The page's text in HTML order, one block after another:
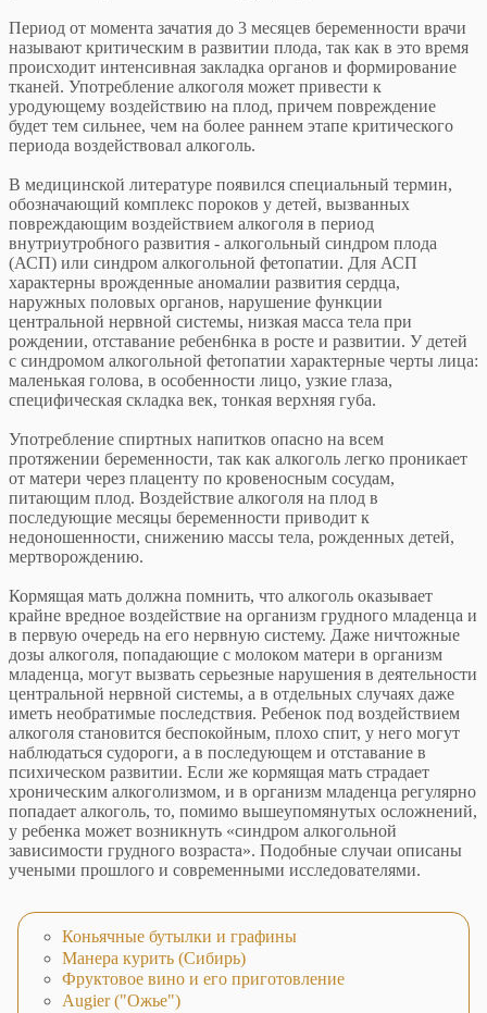
Период от момента зачатия до 3 месяцев беременности врачи
называют критическим в развитии плода, так как в это время
происходит интенсивная закладка органов и формирование
тканей. Употребление алкоголя может привести к
уродующему воздействию на плод, причем повреждение
будет тем сильнее, чем на более раннем этапе критического
периода воздействовал алкоголь.
В медицинской литературе появился специальный термин,
обозначающий комплекс пороков у детей, вызванных
повреждающим воздействием алкоголя в период
внутриутробного развития - алкогольный синдром плода
(АСП) или синдром алкогольной фетопатии. Для АСП
характерны врожденные аномалии развития сердца,
наружных половых органов, нарушение функции
центральной нервной системы, низкая масса тела при
рождении, отставание ребен6нка в росте и развитии. У детей
с синдромом алкогольной фетопатии характерные черты лица:
маленькая голова, в особенности лицо, узкие глаза,
специфическая складка век, тонкая верхняя губа.
Употребление спиртных напитков опасно на всем
протяжении беременности, так как алкоголь легко проникает
от матери через плаценту по кровеносным сосудам,
питающим плод. Воздействие алкоголя на плод в
последующие месяцы беременности приводит к
недоношенности, снижению массы тела, рожденных детей,
мертворождению.
Кормящая мать должна помнить, что алкоголь оказывает
крайне вредное воздействие на организм грудного младенца и
в первую очередь на его нервную систему. Даже ничтожные
дозы алкоголя, попадающие с молоком матери в организм
младенца, могут вызвать серьезные нарушения в деятельности
центральной нервной системы, а в отдельных случаях даже
иметь необратимые последствия. Ребенок под воздействием
алкоголя становится беспокойным, плохо спит, у него могут
наблюдаться судороги, а в последующем и отставание в
психическом развитии. Если же кормящая мать страдает
хроническим алкоголизмом, и в организм младенца регулярно
попадает алкоголь, то, помимо вышеупомянутых осложнений,
у ребенка может возникнуть «синдром алкогольной
зависимости грудного возраста». Подобные случаи описаны
учеными прошлого и современными исследователями.
Коньячные бутылки и графины
Манера курить (Сибирь)
Фруктовое вино и его приготовление
Augier ("Ожье")